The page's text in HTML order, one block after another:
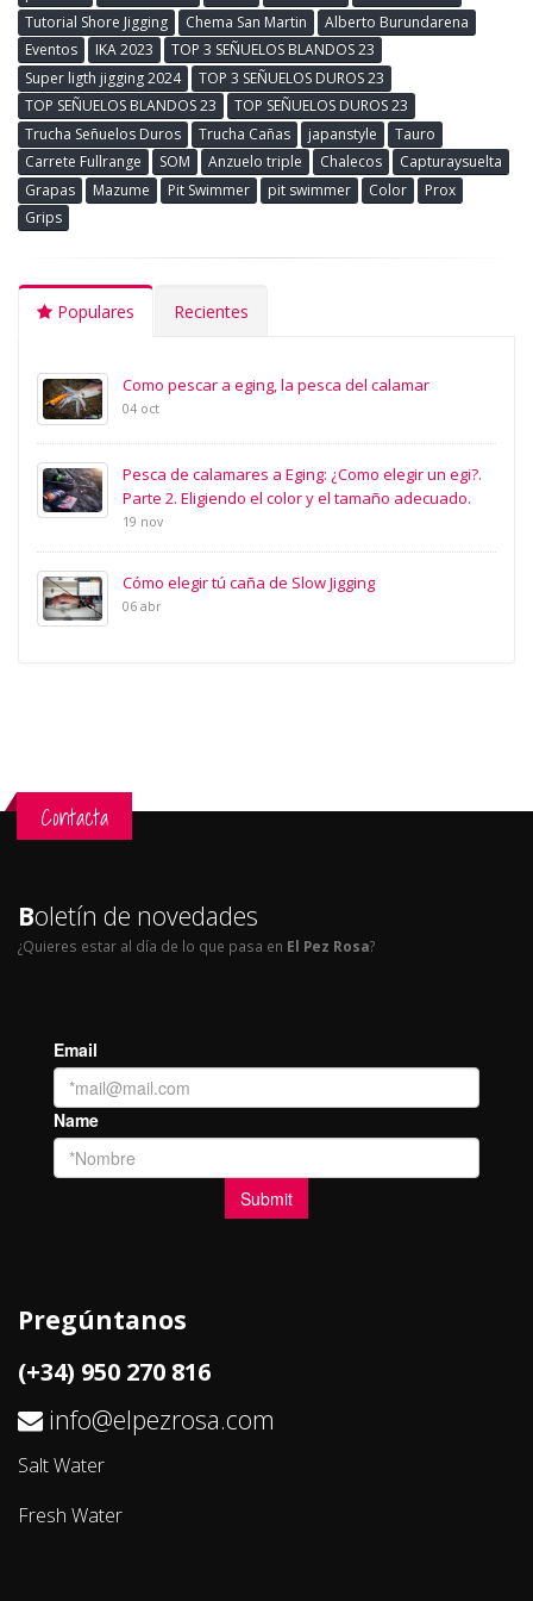
Tutorial Shore Jigging
Chema San Martin
Alberto Burundarena
Eventos
IKA 2023
TOP 3 SEÑUELOS BLANDOS 23
Super ligth jigging 2024
TOP 3 SEÑUELOS DUROS 23
TOP SEÑUELOS BLANDOS 23
TOP SEÑUELOS DUROS 23
Trucha Señuelos Duros
Trucha Cañas japanstyle
Tauro
Carrete Fullrange
SOM Anzuelo triple Chalecos
Capturaysuelta
Grapas
Mazume Pit Swimmer pit swimmer Color
Prox
Grips
Populares Recientes
Como pescar a eging, la pesca del calamar
04 oct
Pesca de calamares a Eging: ¿Como elegir un egi?.
Parte 2. Eligiendo el color y el tamaño adecuado.
19 nov
Cómo elegir tú caña de Slow Jigging
06 abr
Contacta
Boletín de novedades
¿Quieres estar al día de lo que pasa en El Pez Rosa?
Pregúntanos
(+34) 950 270 816
info@elpezrosa.com
Salt Water
Fresh Water